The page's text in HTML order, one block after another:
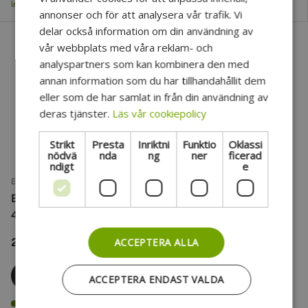
leveranstid: 6–11 vardagar.
leveranstid: 6–11 vardagar.
EUROLITE
EUROLITE Set LED SL-
400 DMX + STV-250
26 607 kr
Lägg i kundvagn
annonser och för att analysera vår trafik. Vi
delar också information om din användning av
vår webbplats med våra reklam- och
analyspartners som kan kombinera den med
annan information som du har tillhandahållit dem
eller som de har samlat in från din användning av
deras tjänster. Läs vår cookiepolicy
Strikt
nödvä
ndigt
Presta
nda
Inriktni
ng
Funktio
ner
Oklassi
ficerad
e
ACCEPTERA ALLA
ACCEPTERA ENDAST VALDA